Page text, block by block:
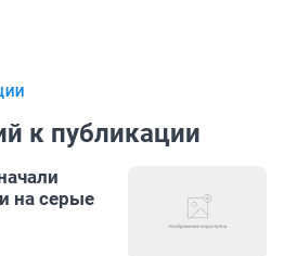
к публикации
на серые